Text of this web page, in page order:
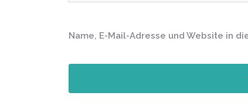
Name, E-Mail-Adresse und Website in